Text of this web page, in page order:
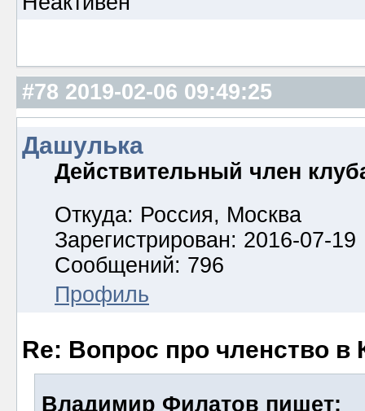
#78 2019-02-06 09:49:25
Дашулька
Действительный член
Откуда: Россия, Москва
Зарегистрирован: 2016-07-19
Сообщений: 796
Профиль
Re: Вопрос про членство в
Владимир Филатов пишет: